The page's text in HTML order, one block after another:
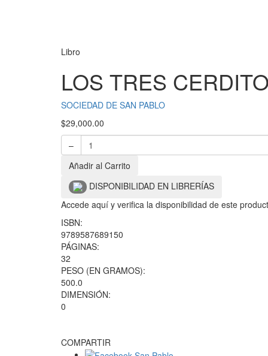
Libro
LOS TRES
SOCIEDAD DE SAN PABLO
$29,000.00
–
Añadir al Carrito
DISPONIBILIDAD EN LIBRERÍAS
Accede aquí y verifica la disponibilidad de este
ISBN:
9789587689150
PÁGINAS:
32
PESO (EN GRAMOS):
500.0
DIMENSIÓN:
0
COMPARTIR